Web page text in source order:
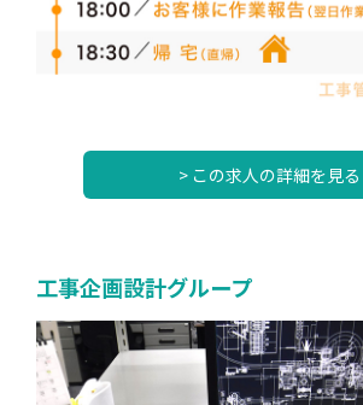
> この求人の詳細を見る
工事企画設計グループ